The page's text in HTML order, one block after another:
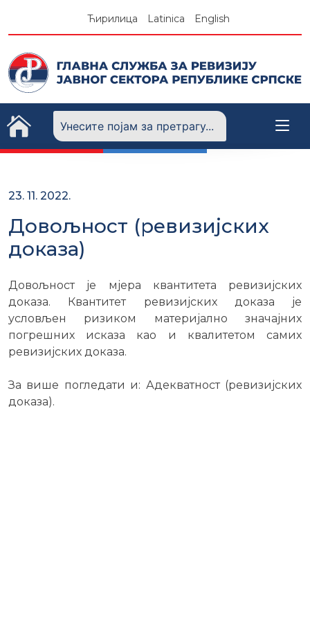
Ћирилица Latinica English
23. 11. 2022.
Довољност (ревизијских
доказа)
Довољност је мјера квантитета ревизијских
доказа. Квантитет ревизијских доказа је
условљен ризиком материјално значајних
погрешних исказа као и квалитетом самих
ревизијских доказа.
За више погледати и: Адекватност (ревизијских
доказа).